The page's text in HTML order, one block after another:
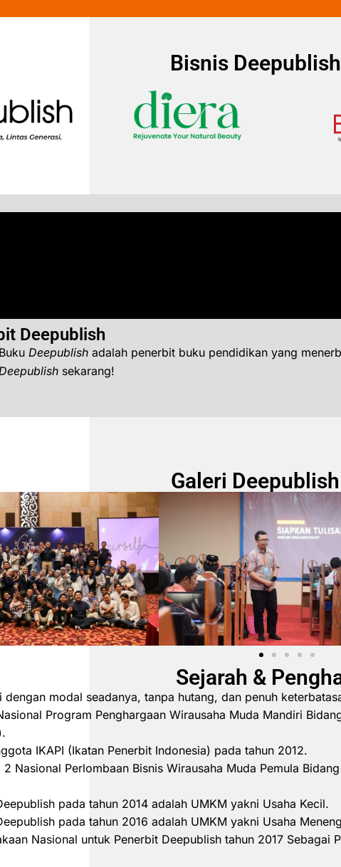
Bisnis
Deepublish
Deepublish adalah penerbit buku pendidikan yang
sekarang!
Galeri
Sejarah &
dengan modal seadanya, tanpa hutang, dan penuh
Program Penghargaan Wirausaha Muda Mandiri
IKAPI (Ikatan Penerbit Indonesia) pada tahun 2012.
Nasional Perlombaan Bisnis Wirausaha Muda Pemula
pada tahun 2014 adalah UMKM yakni Usaha Kecil.
pada tahun 2016 adalah UMKM yakni Usaha
Nasional untuk Penerbit Deepublish tahun 2017